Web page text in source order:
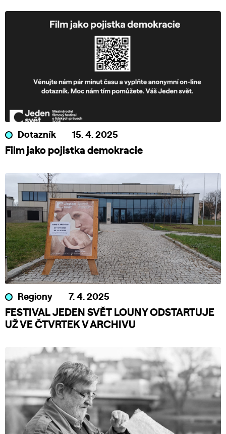
Dotazník 15. 4. 2025
Film jako pojistka demokracie
Regiony 7. 4. 2025
FESTIVAL JEDEN SVĚT LOUNY ODSTARTUJE
UŽ VE ČTVRTEK V ARCHIVU